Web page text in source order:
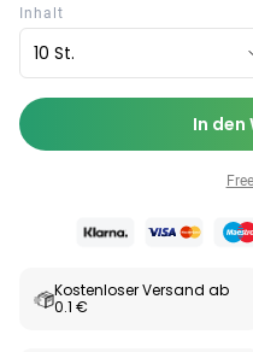
Inhalt
10 St.
In den
Kostenloser Versand ab
0.1 €